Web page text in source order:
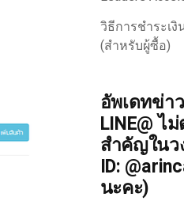
วิธีการชำระเ
(สำหรับผู้ซื้อ)
อัพเดทข่า
LINE@ ไ
สำคัญในว
ID:
นะคะ)